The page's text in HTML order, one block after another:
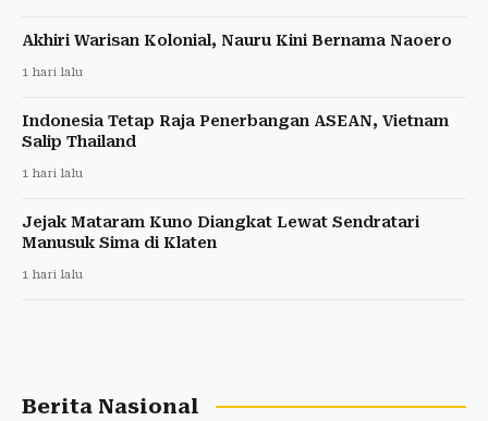
Akhiri Warisan Kolonial, Nauru Kini Bernama Naoero
1 hari lalu
Indonesia Tetap Raja Penerbangan ASEAN, Vietnam
Salip Thailand
1 hari lalu
Jejak Mataram Kuno Diangkat Lewat Sendratari
Manusuk Sima di Klaten
1 hari lalu
Berita Nasional